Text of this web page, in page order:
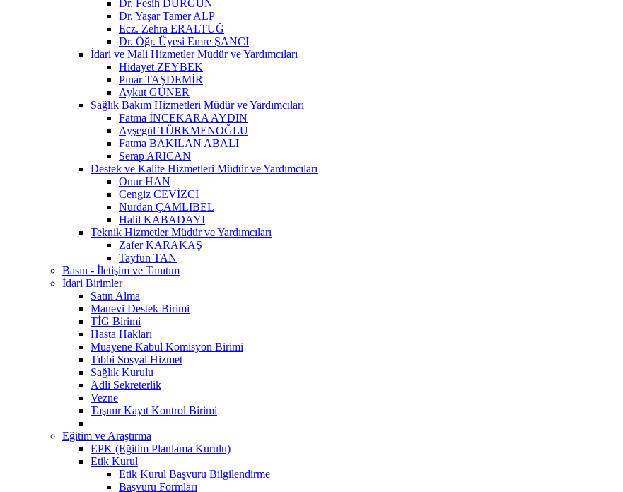
Dr. Fesih DURGUN
Dr. Yaşar Tamer ALP
Ecz. Zehra ERALTUĞ
Dr. Öğr. Üyesi Emre ŞANCI
İdari ve Mali Hizmetler Müdür ve Yardımcıları
Hidayet ZEYBEK
Pınar TAŞDEMİR
Aykut GÜNER
Sağlık Bakım Hizmetleri Müdür ve Yardımcıları
Fatma İNCEKARA AYDIN
Ayşegül TÜRKMENOĞLU
Fatma BAKILAN ABALI
Serap ARICAN
Destek ve Kalite Hizmetleri Müdür ve Yardımcıları
Onur HAN
Cengiz CEVİZCİ
Nurdan ÇAMLIBEL
Halil KABADAYI
Teknik Hizmetler Müdür ve Yardımcıları
Zafer KARAKAŞ
Tayfun TAN
Basın - İletişim ve Tanıtım
İdari Birimler
Satın Alma
Manevi Destek Birimi
TİG Birimi
Hasta Hakları
Muayene Kabul Komisyon Birimi
Tıbbi Sosyal Hizmet
Sağlık Kurulu
Adli Sekreterlik
Vezne
Taşınır Kayıt Kontrol Birimi
Eğitim ve Araştırma
EPK (Eğitim Planlama Kurulu)
Etik Kurul
Etik Kurul Başvuru Bilgilendirme
Başvuru Formları